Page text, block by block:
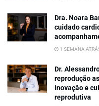
Dra. Noara
cuidado
1 SEMANA
Dr.
reprodução
inovação e
reprodutiva